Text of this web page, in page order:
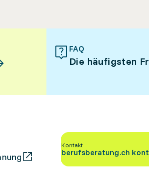
FAQ
Die häufigsten
Kontakt
berufsberatung.ch